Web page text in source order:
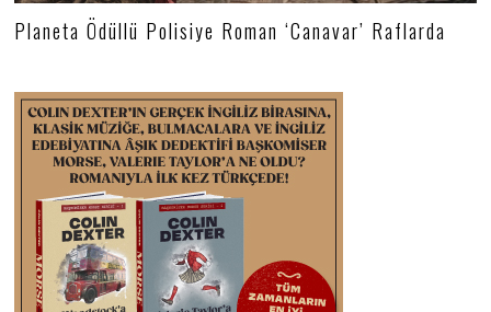
Planeta Ödüllü Polisiye Roman ‘Canavar’ Raflarda